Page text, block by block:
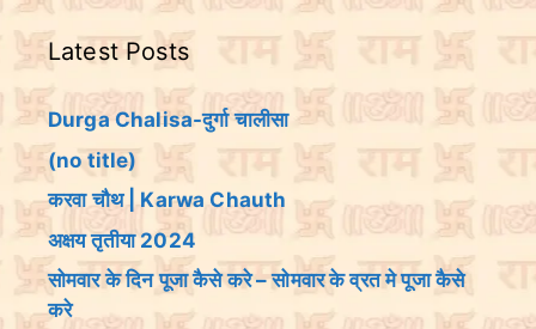
Latest Posts
Durga Chalisa-दुर्गा चालीसा
(no title)
करवा चौथ | Karwa Chauth
अक्षय तृतीया 2024
सोमवार के दिन पूजा कैसे करे – सोमवार के व्रत मे पूजा कैसे
करे